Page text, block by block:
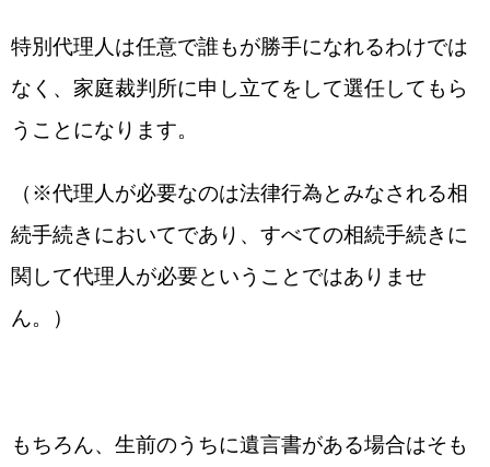
特別代理人は任意で誰もが勝手になれるわけでは
なく、家庭裁判所に申し立てをして選任してもら
うことになります。
（※代理人が必要なのは法律行為とみなされる相
続手続きにおいてであり、すべての相続手続きに
関して代理人が必要ということではありませ
ん。）
もちろん、生前のうちに遺言書がある場合はそも